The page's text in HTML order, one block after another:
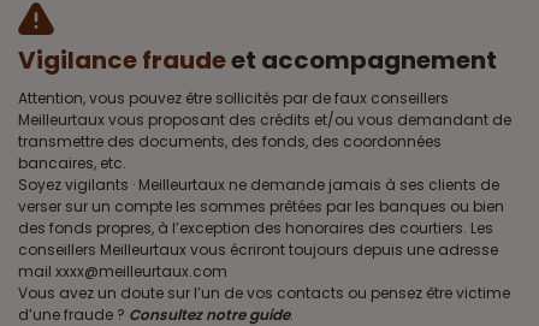
Vigilance fraudeet accompagnement
Attention, vous pouvez être sollicités par de faux conseillers
Meilleurtaux vous proposant des crédits et/ou vous demandant de
transmettre des documents, des fonds, des coordonnées
bancaires, etc.
Soyez vigilants · Meilleurtaux ne demande jamais à ses clients de
verser sur un compte les sommes prêtées par les banques ou bien
des fonds propres, à l’exception des honoraires des courtiers. Les
conseillers Meilleurtaux vous écriront toujours depuis une adresse
mail xxxx@meilleurtaux.com
Vous avez un doute sur l’un de vos contacts ou pensez être victime
d’une fraude ? Consultez notre guide.